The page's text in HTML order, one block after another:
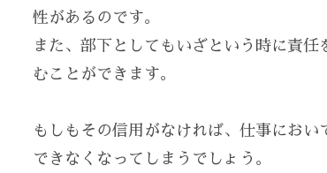
性があるのです。
また、部下としてもいざという時に責
むことができます。
もしもその信用がなければ、仕事にお
できなくなってしまうでしょう。